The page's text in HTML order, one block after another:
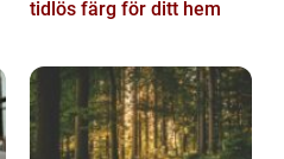
tidlös färg för ditt hem